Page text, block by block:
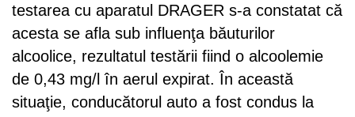
testarea cu aparatul DRAGER s-a constatat că
acesta se afla sub influenţa băuturilor
alcoolice, rezultatul testării fiind o alcoolemie
de 0,43 mg/l în aerul expirat. În această
situaţie, conducătorul auto a fost condus la